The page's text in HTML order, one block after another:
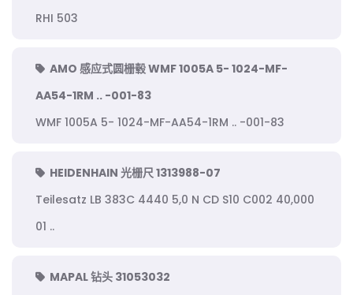
RHI 503
AMO 感应式圆栅毂 WMF 1005A 5- 1024-MF-
AA54-1RM .. -001-83
WMF 1005A 5- 1024-MF-AA54-1RM .. -001-83
HEIDENHAIN 光栅尺 1313988-07
Teilesatz LB 383C 4440 5,0 N CD S10 C002 40,000
01 ..
MAPAL 钻头 31053032